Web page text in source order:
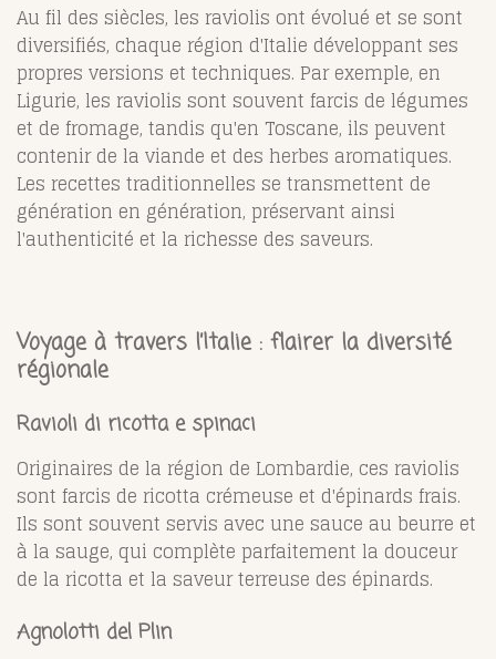
Au fil des siècles, les raviolis ont évolué et se sont
diversifiés, chaque région d'Italie développant ses
propres versions et techniques. Par exemple, en
Ligurie, les raviolis sont souvent farcis de légumes
et de fromage, tandis qu'en Toscane, ils peuvent
contenir de la viande et des herbes aromatiques.
Les recettes traditionnelles se transmettent de
génération en génération, préservant ainsi
l'authenticité et la richesse des saveurs.
Voyage à travers l’Italie : flairer la diversité
régionale
Ravioli di ricotta e spinaci
Originaires de la région de Lombardie, ces raviolis
sont farcis de ricotta crémeuse et d'épinards frais.
Ils sont souvent servis avec une sauce au beurre et
à la sauge, qui complète parfaitement la douceur
de la ricotta et la saveur terreuse des épinards.
Agnolotti del Plin